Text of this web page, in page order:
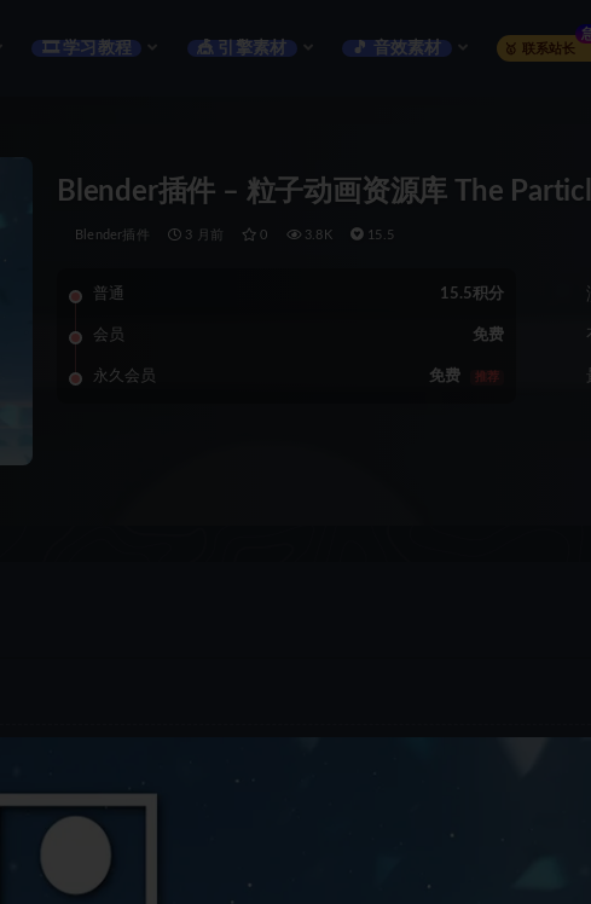
🎞️ 学习教程 🎪 引擎素材 🎵 音效素材 🥇 联系站长
Blender插件 – 粒子动画资源库 The
Blender插件 3 月前 0 3.8K 15.5
普通 15.5积分
会员 免费
永久会员 免费 推荐